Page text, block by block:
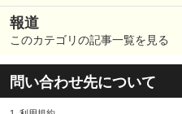
報道
このカテゴリの記事一覧を見る
問い合わせ先について